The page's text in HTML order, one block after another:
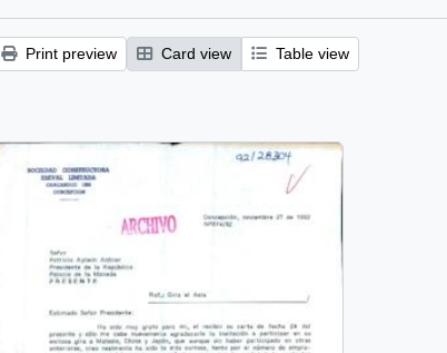
Print preview Card view Table view